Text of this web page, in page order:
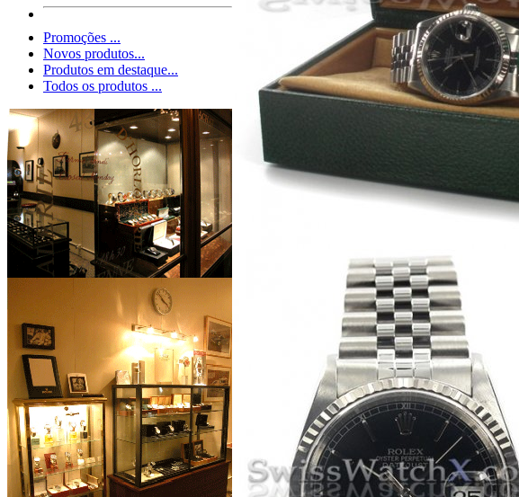
Promoções ...
Novos produtos...
Produtos em destaque...
Todos os produtos ...